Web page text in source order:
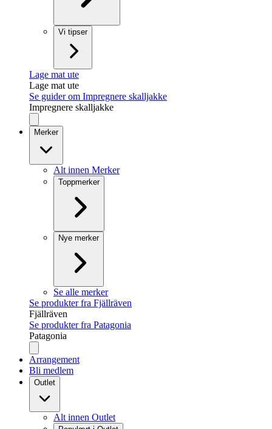
Vi tipser
Lage mat ute
Lage mat ute
Se guider om Impregnere skalljakke
Impregnere skalljakke
Merker
Alt innen Merker
Toppmerker
Nye merker
Se alle merker
Se produkter fra Fjällräven
Fjällräven
Se produkter fra Patagonia
Patagonia
Arrangement
Bli medlem
Outlet
Alt innen Outlet